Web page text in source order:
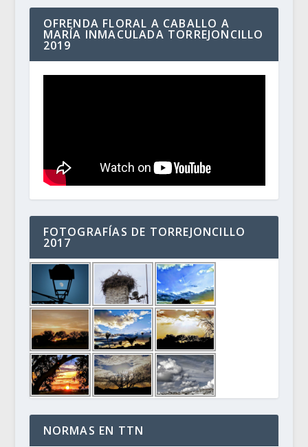
OFRENDA FLORAL A CABALLO A
MARÍA INMACULADA TORREJONCILLO
2019
FOTOGRAFÍAS DE TORREJONCILLO
2017
NORMAS EN TTN